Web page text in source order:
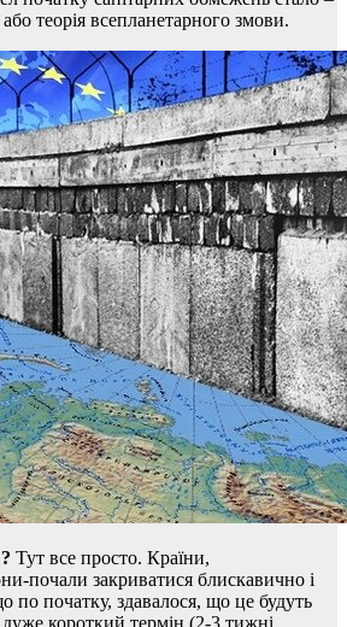
або теорія всепланетарного змови.
Тут все просто. Країни,
почали закриватися блискавично і
по початку, здавалося, що це будуть